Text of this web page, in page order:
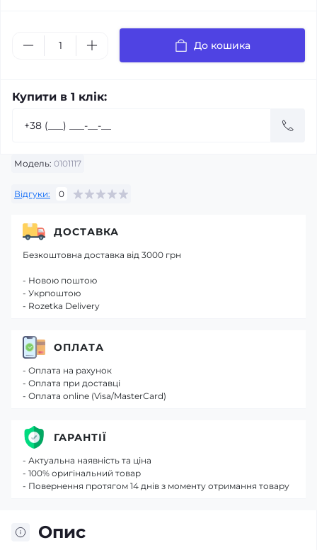
Модель: 0101117
Відгуки: 0
До кошика
Купити в 1 клік:
Опис
ДОСТАВКА
Безкоштовна доставка від 3000 грн
- Новою поштою
- Укрпоштою
- Rozetka Delivery
ОПЛАТА
- Оплата на рахунок
- Оплата при доставці
- Оплата online (Visa/MasterCard)
ГАРАНТІЇ
- Актуальна наявність та ціна
- 100% оригінальний товар
- Повернення протягом 14 днів з моменту отримання товару